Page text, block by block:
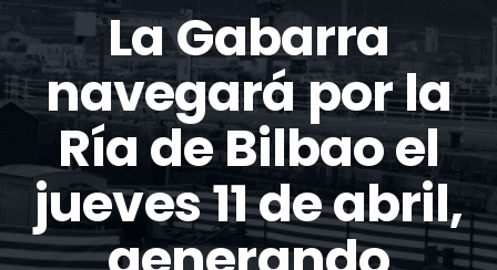
La Gabarra
navegará por la
Ría de Bilbao el
jueves 11 de abril,